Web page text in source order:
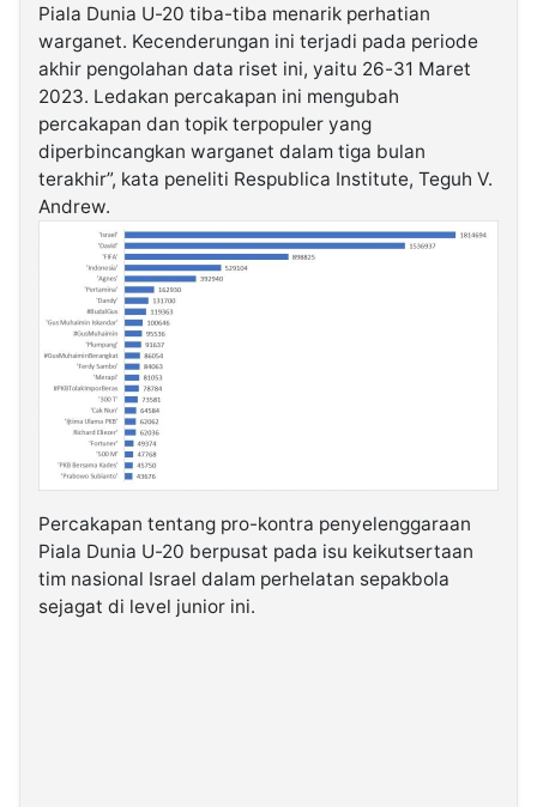
Piala Dunia U-20 tiba-tiba menarik perhatian
warganet. Kecenderungan ini terjadi pada periode
akhir pengolahan data riset ini, yaitu 26-31 Maret
2023. Ledakan percakapan ini mengubah
percakapan dan topik terpopuler yang
diperbincangkan warganet dalam tiga bulan
terakhir”, kata peneliti Respublica Institute, Teguh V.
Andrew.
Percakapan tentang pro-kontra penyelenggaraan
Piala Dunia U-20 berpusat pada isu keikutsertaan
tim nasional Israel dalam perhelatan sepakbola
sejagat di level junior ini.